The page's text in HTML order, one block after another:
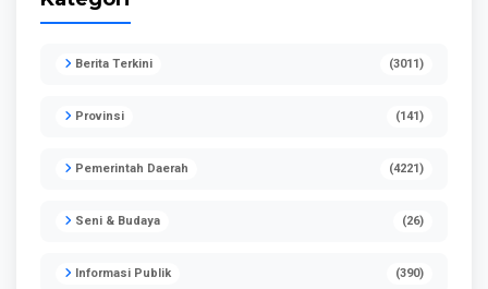
Berita Terkini (3011)
Provinsi (141)
Pemerintah Daerah (4221)
Seni & Budaya (26)
Informasi Publik (390)